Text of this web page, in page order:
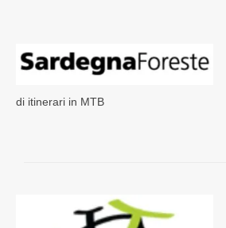
di itinerari in MTB